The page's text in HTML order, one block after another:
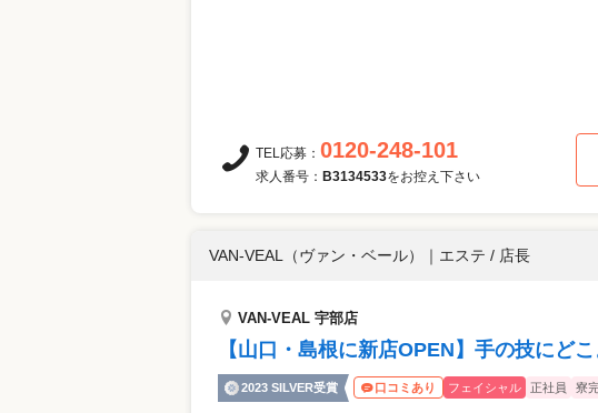
TEL応募： 0120-248-101
求人番号： B3134533をお控え下さい
VAN-VEAL（ヴァン・ベール） ｜ エステ / 店長
VAN-VEAL 宇部店
【山口・島根に新店OPEN】手の技にど
2023 SILVER受賞 口コミあり フェイシャル 正社員 寮